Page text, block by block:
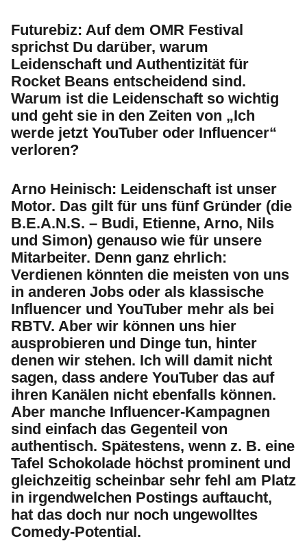
Futurebiz: Auf dem OMR Festival
sprichst Du darüber, warum
Leidenschaft und Authentizität für
Rocket Beans entscheidend sind.
Warum ist die Leidenschaft so wichtig
und geht sie in den Zeiten von „Ich
werde jetzt YouTuber oder Influencer“
verloren?
Arno Heinisch: Leidenschaft ist unser
Motor. Das gilt für uns fünf Gründer (die
B.E.A.N.S. – Budi, Etienne, Arno, Nils
und Simon) genauso wie für unsere
Mitarbeiter. Denn ganz ehrlich:
Verdienen könnten die meisten von uns
in anderen Jobs oder als klassische
Influencer und YouTuber mehr als bei
RBTV. Aber wir können uns hier
ausprobieren und Dinge tun, hinter
denen wir stehen. Ich will damit nicht
sagen, dass andere YouTuber das auf
ihren Kanälen nicht ebenfalls können.
Aber manche Influencer-Kampagnen
sind einfach das Gegenteil von
authentisch. Spätestens, wenn z. B. eine
Tafel Schokolade höchst prominent und
gleichzeitig scheinbar sehr fehl am Platz
in irgendwelchen Postings auftaucht,
hat das doch nur noch ungewolltes
Comedy-Potential.